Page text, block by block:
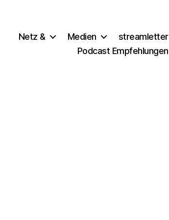
Netz & Medien
streamletter
Podcast Empfehlungen